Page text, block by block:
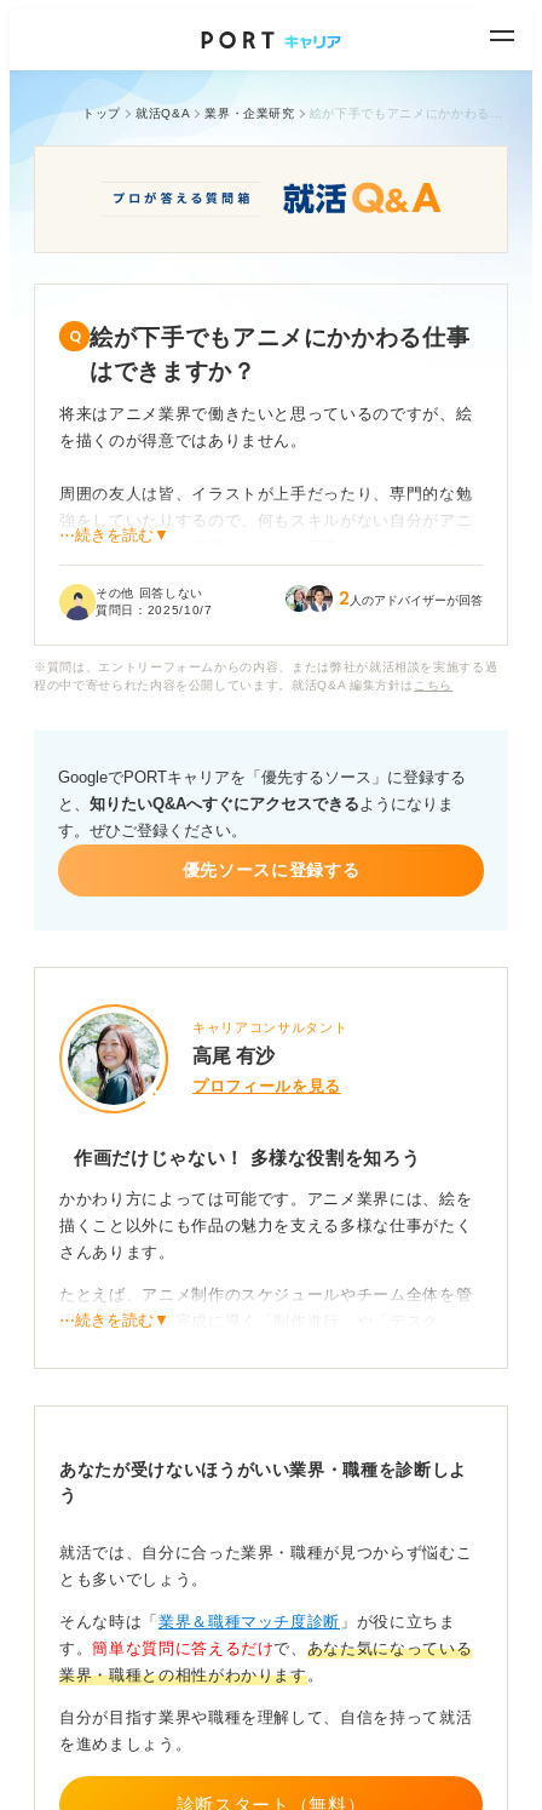
トップ 就活Q&A 業界・企業研究
絵が下手でもアニメにかかわる仕事
はできますか？
将来はアニメ業界で働きたいと思っているのですが、絵
を描くのが得意ではありません。
周囲の友人は皆、イラストが上手だったり、専門的な勉
強をしていたりするので、何もスキルがない自分がアニ
メ業界で働くのは無理なのかなと不安になっています。
絵を描くのが苦手でも、アニメ制作に携われる仕事はあ
お願いします。
⋯続きを読む▼
その他 回答しない
質問日： 2025/10/7 2 人のアドバイザーが回答
※質問は、エントリーフォームからの内容、または弊社が就活相談を実施する過
程の中で寄せられた内容を公開しています。就活Q&A 編集方針は こちら
GoogleでPORTキャリアを「優先するソース」に登録する
と、 知りたいQ&Aへすぐにアクセスできるようになりま
す。ぜひご登録ください。
優先ソースに登録する
キャリアコンサルタント
高尾 有沙
プロフィールを見る
作画だけじゃない！ 多様な役割を知ろう
かかわり方によっては可能です。アニメ業界には、絵を
描くこと以外にも作品の魅力を支える多様な仕事がたく
さんあります。
たとえば、アニメ制作のスケジュールやチーム全体を管
理して、物語を完成に導く「制作進行」や「デスク」、
品に仕上げる「編集」や「音響」。
理」といった仕事もアニメを支える重要な役割です。
ていこう
ケジュール管理を学んだり、クリエイターを守る「著作
権」の基本を調べてみたり、動画編集ソフトを少し触っ
てみるのも良いでしょう。
また、ただファンとして作品を楽しむだけでなく、「な
ぜこの物語は面白いのか」「この演出の意図は何か」と
いった分析をノートに書き溜めておけば、それがあなた
⋯続きを読む▼
あなたが受けないほうがいい業界・職種を診断しよ
う
就活では、自分に合った業界・職種が見つからず悩むこ
とも多いでしょう。
そんな時は「 業界＆職種マッチ度診断 」が役に立ちま
す。簡単な質問に答えるだけで、 あなた気になっている
業界・職種との相性がわかります。
自分が目指す業界や職種を理解して、自信を持って就活
を進めましょう。
診断スタート（無料）